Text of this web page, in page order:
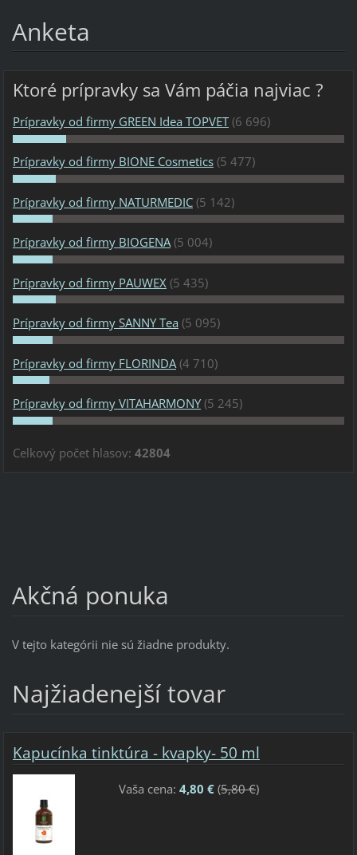
Anketa
Ktoré prípravky sa Vám páčia najviac ?
Prípravky od firmy GREEN Idea TOPVET (6 696)
Prípravky od firmy BIONE Cosmetics (5 477)
Prípravky od firmy NATURMEDIC (5 142)
Prípravky od firmy BIOGENA (5 004)
Prípravky od firmy PAUWEX (5 435)
Prípravky od firmy SANNY Tea (5 095)
Prípravky od firmy FLORINDA (4 710)
Prípravky od firmy VITAHARMONY (5 245)
Celkový počet hlasov: 42804
Akčná ponuka
V tejto kategórii nie sú žiadne produkty.
Najžiadenejší tovar
Kapucínka tinktúra - kvapky- 50 ml
Vaša cena: 4,80 €(5,80 €)